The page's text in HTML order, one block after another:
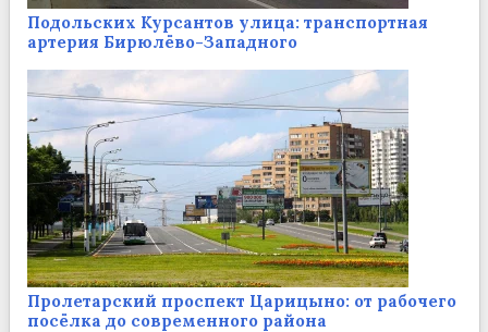
Подольских Курсантов улица: транспортная
артерия Бирюлёво-Западного
Пролетарский проспект Царицыно: от рабочего
посёлка до современного района